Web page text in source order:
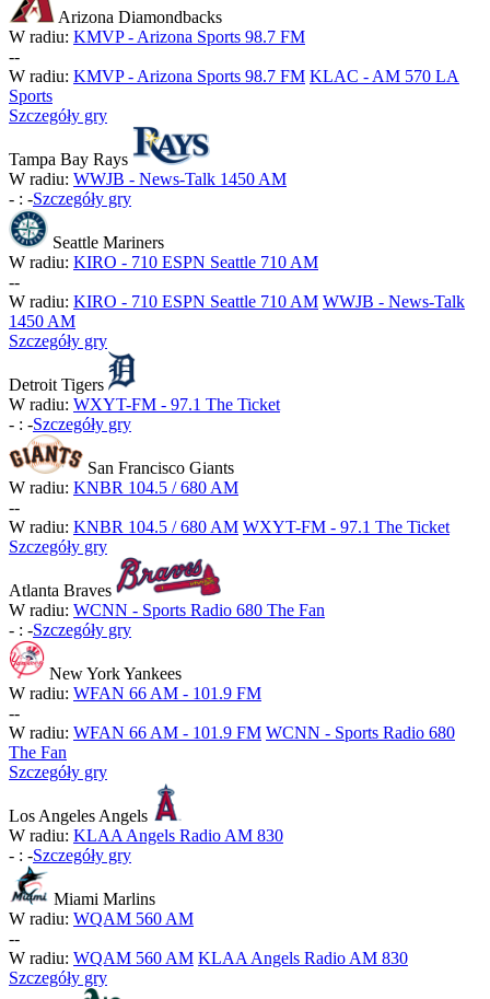
Arizona Diamondbacks
W radiu: KMVP - Arizona Sports 98.7 FM
--
W radiu: KMVP - Arizona Sports 98.7 FM KLAC - AM 570 LA
Sports
Szczegóły gry
Tampa Bay Rays
W radiu: WWJB - News-Talk 1450 AM
- : -Szczegóły gry
Seattle Mariners
W radiu: KIRO - 710 ESPN Seattle 710 AM
--
W radiu: KIRO - 710 ESPN Seattle 710 AM WWJB - News-Talk
1450 AM
Szczegóły gry
Detroit Tigers
W radiu: WXYT-FM - 97.1 The Ticket
- : -Szczegóły gry
San Francisco Giants
W radiu: KNBR 104.5 / 680 AM
--
W radiu: KNBR 104.5 / 680 AM WXYT-FM - 97.1 The Ticket
Szczegóły gry
Atlanta Braves
W radiu: WCNN - Sports Radio 680 The Fan
- : -Szczegóły gry
New York Yankees
W radiu: WFAN 66 AM - 101.9 FM
--
W radiu: WFAN 66 AM - 101.9 FM WCNN - Sports Radio 680
The Fan
Szczegóły gry
Los Angeles Angels
W radiu: KLAA Angels Radio AM 830
- : -Szczegóły gry
Miami Marlins
W radiu: WQAM 560 AM
--
W radiu: WQAM 560 AM KLAA Angels Radio AM 830
Szczegóły gry